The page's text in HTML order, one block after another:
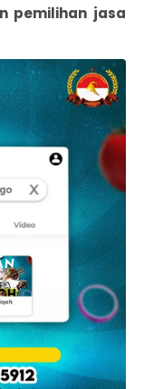
pemilihan jasa